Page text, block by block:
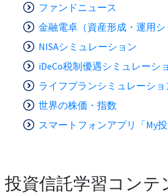
ファンドニュース
金融電卓（資産形成・運用シ
NISAシミュレーション
iDeCo税制優遇シミュレーシ
ライフプランシミュレーショ
世界の株価・指数
スマートフォンアプリ「My投
投資信託学習コンテ